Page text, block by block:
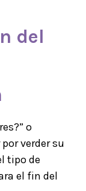
del
o
verder su
tipo de
el fin del